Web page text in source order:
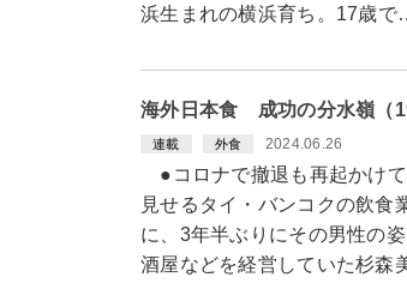
浜生まれの横浜育ち。17歳
海外日本食 成功の分水嶺（
連載 外食 2024.06.26
●コロナで撤退も再起かけ
見せるタイ・バンコクの飲食
に、3年半ぶりにその男性の
酒屋などを経営していた杉森